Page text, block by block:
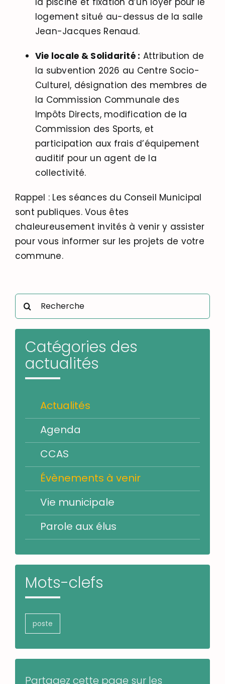
logement situé au-dessus de la salle
Jean-Jacques Renaud.
Vie locale & Solidarité : Attribution de
la subvention 2026 au Centre Socio-
Culturel, désignation des membres de
la Commission Communale des
Impôts Directs, modification de la
Commission des Sports, et
participation aux frais d’équipement
auditif pour un agent de la
collectivité.
Rappel : Les séances du Conseil Municipal
sont publiques. Vous êtes
chaleureusement invités à venir y assister
pour vous informer sur les projets de votre
commune.
Rechercher:
Catégories des
actualités
Actualités
Agenda
CCAS
Évènements à venir
Vie municipale
Parole aux élus
Mots-clefs
poste
Partagez cette page sur les